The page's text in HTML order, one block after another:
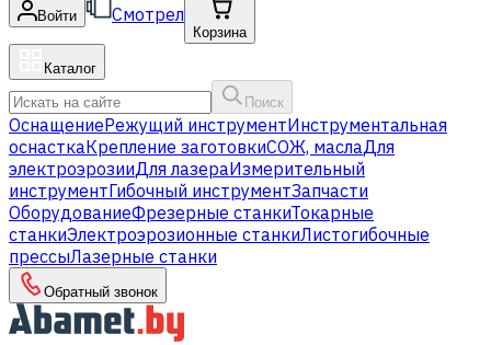
Войти Смотрел
Корзина
Каталог
Поиск
ОснащениеРежущий инструментИнструментальная
оснасткаКрепление заготовкиСОЖ, маслаДля
электроэрозииДля лазераИзмерительный
инструментГибочный инструментЗапчасти
ОборудованиеФрезерные станкиТокарные
станкиЭлектроэрозионные станкиЛистогибочные
прессыЛазерные станки
Обратный звонок